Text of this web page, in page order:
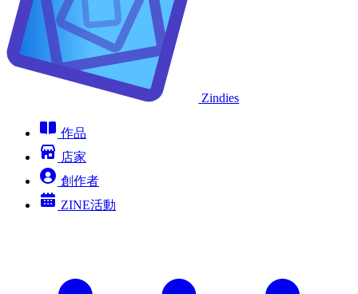
Zindies
作品
店家
創作者
ZINE活動